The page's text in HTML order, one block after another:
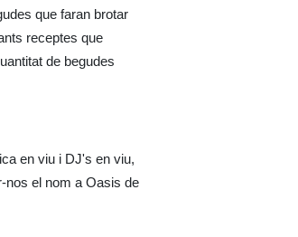
que faran brotar
receptes que
de begudes
en viu i DJ's en viu,
nos el nom a Oasis de